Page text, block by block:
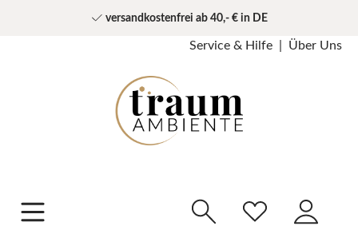
versandkostenfrei ab 40,- € in DE
Service & Hilfe Über Uns